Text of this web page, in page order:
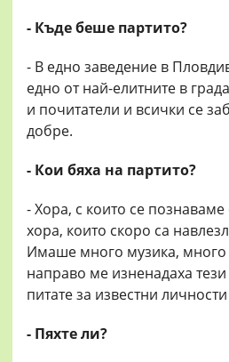
- Къде беше партито?
- В едно заведение в
едно от най-елитните в
и почитатели и всички се
добре.
- Кои бяха на партито?
- Хора, с които се
хора, които скоро са
Имаше много музика, много
направо ме изненадаха
питате за известни
- Пяхте ли?